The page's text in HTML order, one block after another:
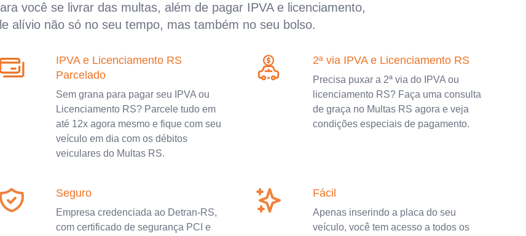
você se livrar das multas, além de pagar IPVA e licenciamento,
alívio não só no seu tempo, mas também no seu bolso.
IPVA e Licenciamento RS
Parcelado
Sem grana para pagar seu IPVA ou
Licenciamento RS? Parcele tudo em
até 12x agora mesmo e fique com seu
veículo em dia com os débitos
veiculares do Multas RS.
2ª via IPVA e Licenciamento RS
Precisa puxar a 2ª via do IPVA ou
licenciamento RS? Faça uma consulta
de graça no Multas RS agora e veja
condições especiais de pagamento.
Seguro
Empresa credenciada ao Detran-RS,
com certificado de segurança PCI e
Fácil
Apenas inserindo a placa do seu
veículo, você tem acesso a todos os